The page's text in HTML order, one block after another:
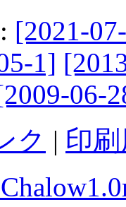
[2021-
1]
06-
ク | 印